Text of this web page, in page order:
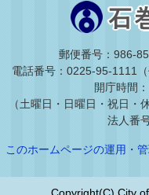
郵便番号：986-
電話番号：0225-95-1111（
開庁時間
（土曜日・日曜日・祝日・
法人番
このホームページの運用・